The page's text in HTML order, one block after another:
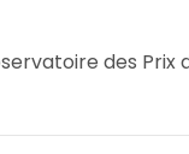
des Prix